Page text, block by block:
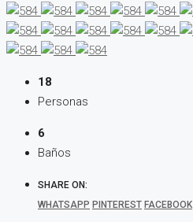
18
Personas
6
Baños
SHARE ON:
WHATSAPP PINTEREST FACEBOOK